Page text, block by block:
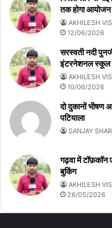
तक होगा आयोजन
AKHILESH
12/06/2026
सरस्वती नदी
इंटरनेशनल स्कूल
AKHILESH
10/06/2026
दो दुकानों
पटियाला
SANJAY
गढ़वा में टॉफ़कॉन
बुकिंग
AKHILESH
26/05/2026